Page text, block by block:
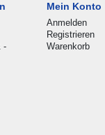
-
Mein Konto
Anmelden
Registrieren
Warenkorb